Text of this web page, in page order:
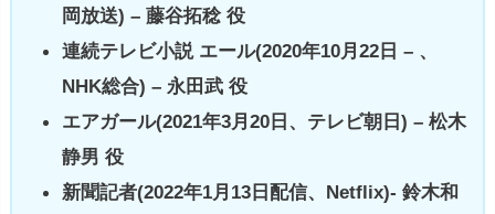
岡放送) – 藤谷拓稔 役
連続テレビ小説 エール(2020年10月22日 – 、
NHK総合) – 永田武 役
エアガール(2021年3月20日、テレビ朝日) – 松木
静男 役
新聞記者(2022年1月13日配信、Netflix)- 鈴木和